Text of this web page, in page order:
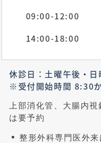
09:00-12:00
14:00-18:00
休診日：土曜午後・日
※受付開始時間 8:30
上部消化管、大腸内
は要予約
整形外科専門医外